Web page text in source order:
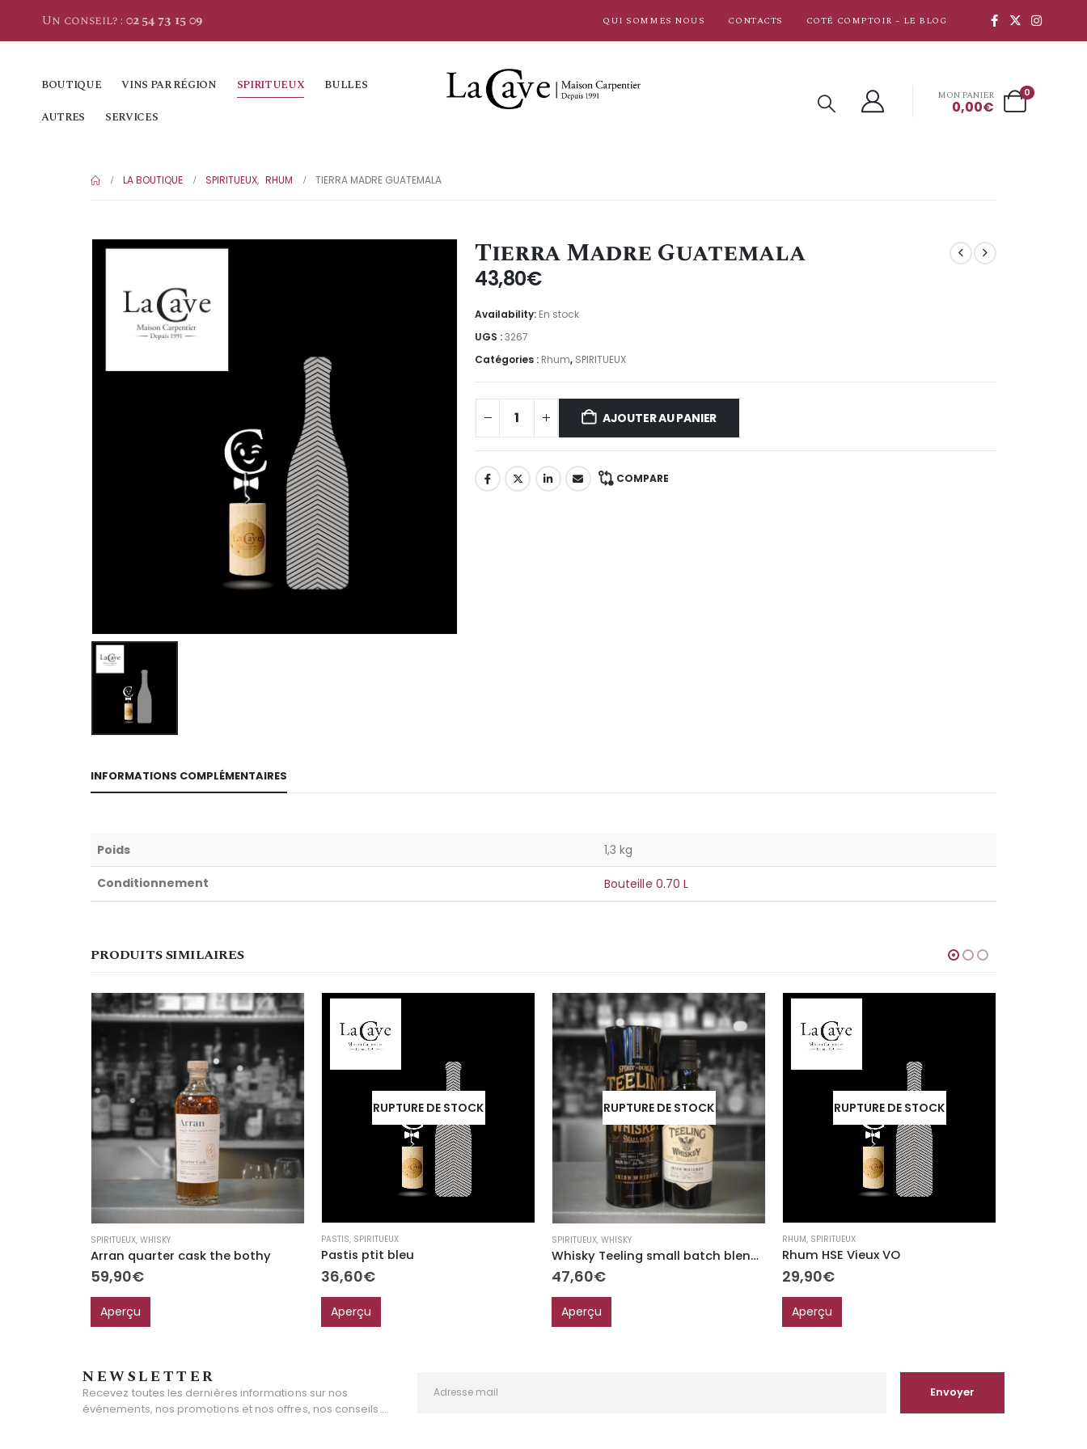
Un conseil? : 02 54 73 15 09 QUI SOMMES NOUS CONTACTS COTÉ COMPTOIR – LE BLOG
BOUTIQUE VINS PAR RÉGION SPIRITUEUX
BULLES
AUTRES
SERVICES
0
MON PANIER
0,00€
LA BOUTIQUE SPIRITUEUX, RHUM TIERRA MADRE GUATEMALA
Tierra Madre Guatemala
43,80€
Availability: En stock
UGS :3267
Catégories : Rhum, SPIRITUEUX
AJOUTER AU PANIER
COMPARE
INFORMATIONS COMPLÉMENTAIRES
Poids 1,3 kg
Conditionnement Bouteille 0.70 L
PRODUITS SIMILAIRES
SPIRITUEUX, WHISKY
Arran quarter cask the bothy
59,90€
Aperçu
RUPTURE DE STOCK
PASTIS, SPIRITUEUX
Pastis ptit bleu
36,60€
Aperçu
RUPTURE DE STOCK
SPIRITUEUX, WHISKY
Whisky Teeling small batch blended rhum casks 46% vol
47,60€
Aperçu
RUPTURE DE STOCK
RHUM, SPIRITUEUX
Rhum HSE Vieux VO
29,90€
Aperçu
NEWSLETTER
Recevez toutes les dernières informations sur nos
événements, nos promotions et nos offres, nos conseils....